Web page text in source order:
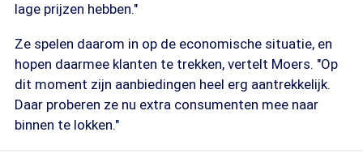
lage prijzen hebben."
Ze spelen daarom in op de economische situatie, en
hopen daarmee klanten te trekken, vertelt Moers. "Op
dit moment zijn aanbiedingen heel erg aantrekkelijk.
Daar proberen ze nu extra consumenten mee naar
binnen te lokken."